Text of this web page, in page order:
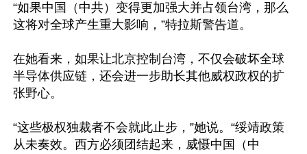
“如果中国（中共）变得更加强大并占领台湾，那么
这将对全球产生重大影响，”特拉斯警告道。
在她看来，如果让北京控制台湾，不仅会破坏全球
半导体供应链，还会进一步助长其他威权政权的扩
张野心。
“这些极权独裁者不会就此止步，”她说。“绥靖政策
从未奏效。西方必须团结起来，威慑中国（中